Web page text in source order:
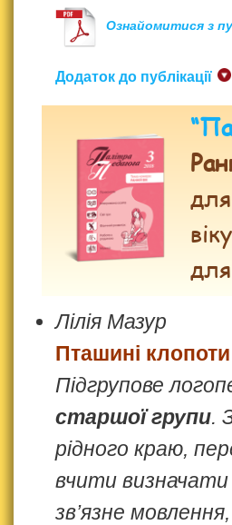
Ознайомитися з
Додаток до публікації
Лілія Мазур
Пташині клопоти
Підгрупове
старшої групи.
рідного краю,
вчити визначати
зв’язне